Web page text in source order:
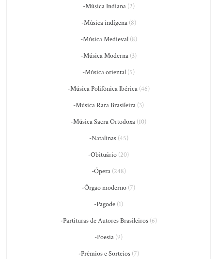
-Música Indiana(2)
-Música indígena(8)
-Música Medieval(8)
-Música Moderna(3)
-Música oriental (5)
-Música Polifônica Ibérica(46)
-Música Rara Brasileira (3)
-Música Sacra Ortodoxa (10)
-Natalinas(45)
-Obituário (20)
-Ópera(248)
-Órgão moderno (7)
-Pagode (1)
-Partituras de Autores Brasileiros(6)
-Poesia (9)
-Prêmios e Sorteios(7)